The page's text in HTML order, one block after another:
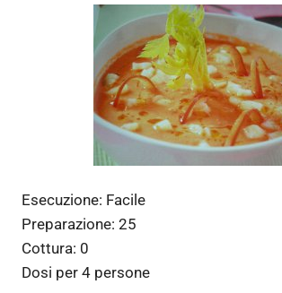
Esecuzione: Facile
Preparazione: 25
Cottura: 0
Dosi per 4 persone